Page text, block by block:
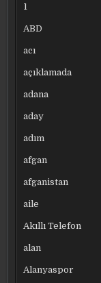
1
ABD
acı
açıklamada
adana
aday
adım
afgan
afganistan
aile
Akıllı Telefon
alan
Alanyaspor